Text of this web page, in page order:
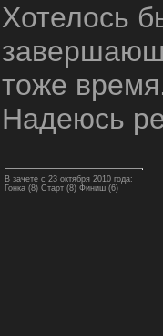
Хотелось
тоже
Надеюсь
В зачете с 23 октября 2010 года:
Гонка (8) Старт (8) Финиш (6)